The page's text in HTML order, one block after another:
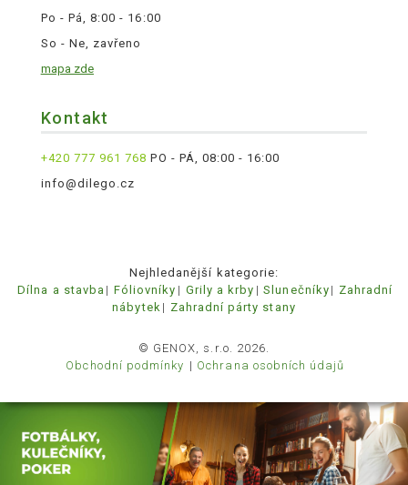
Po - Pá, 8:00 - 16:00
So - Ne, zavřeno
mapa zde
Kontakt
+420 777 961 768 PO - PÁ, 08:00 - 16:00
info@dilego.cz
Nejhledanější kategorie:
Dílna a stavba
Fóliovníky Grily a krby Slunečníky
Zahradní
nábytek
Zahradní párty stany
© GENOX, s.r.o. 2026.
Obchodní podmínky
Ochrana osobních údajů